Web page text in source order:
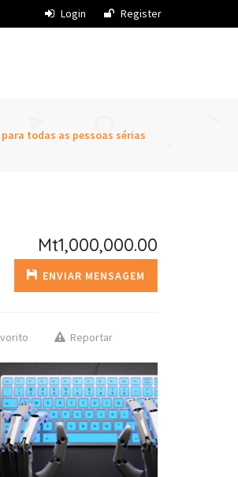
Login Register
todas as pessoas sérias
Mt1,000,000.00
ENVIAR MENSAGEM
Reportar